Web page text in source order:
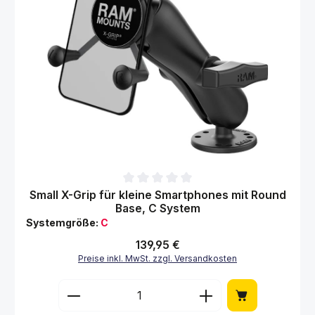
Durchschnittliche Bewertung von 0 von 5 Sternen
Small X-Grip für kleine Smartphones mit Round
Base, C System
Systemgröße: C
Regulärer Preis:
139,95 €
Preise inkl. MwSt. zzgl. Versandkosten
Produkt Anzahl: Gib den gewünschten